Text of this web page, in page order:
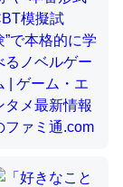
度。
なぜ海にいな
てて両方に不